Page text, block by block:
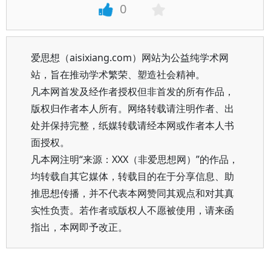
0
爱思想（aisixiang.com）网站为公益纯学术网
站，旨在推动学术繁荣、塑造社会精神。
凡本网首发及经作者授权但非首发的所有作品，
版权归作者本人所有。网络转载请注明作者、出
处并保持完整，纸媒转载请经本网或作者本人书
面授权。
凡本网注明“来源：XXX（非爱思想网）”的作品，
均转载自其它媒体，转载目的在于分享信息、助
推思想传播，并不代表本网赞同其观点和对其真
实性负责。若作者或版权人不愿被使用，请来函
指出，本网即予改正。